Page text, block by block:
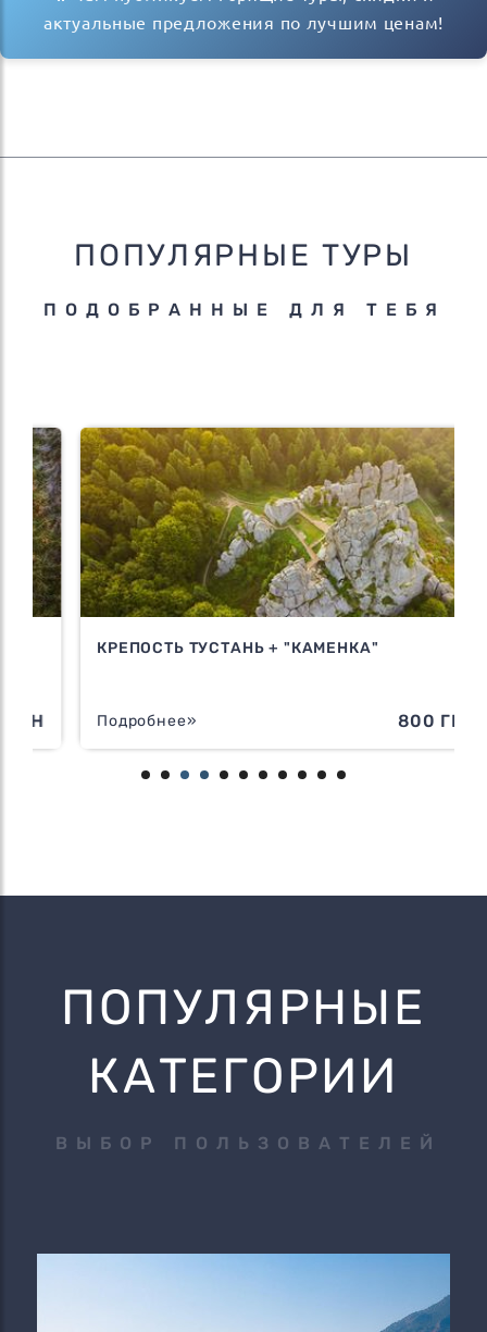
актуальные предложения по лучшим ценам!
ПОПУЛЯРНЫЕ ТУРЫ
ПОДОБРАННЫЕ ДЛЯ ТЕБЯ
КРЕПОСТЬ ТУСТАНЬ + "КАМЕНКА"
Подробнее» 800 ГРН
ПОПУЛЯРНЫЕ
КАТЕГОРИИ
ВЫБОР ПОЛЬЗОВАТЕЛЕЙ